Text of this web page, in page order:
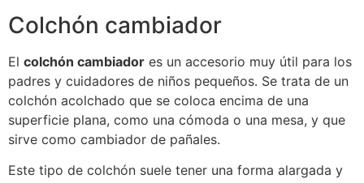
Colchón cambiador
El colchón cambiador es un accesorio muy útil para los
padres y cuidadores de niños pequeños. Se trata de un
colchón acolchado que se coloca encima de una
superficie plana, como una cómoda o una mesa, y que
sirve como cambiador de pañales.
Este tipo de colchón suele tener una forma alargada y